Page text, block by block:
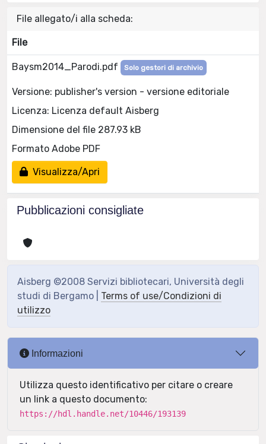
File allegato/i alla scheda:
File
Baysm2014_Parodi.pdf Solo gestori di archivio
Versione: publisher's version - versione editoriale
Licenza: Licenza default Aisberg
Dimensione del file 287.93 kB
Formato Adobe PDF
Visualizza/Apri
Pubblicazioni consigliate
Aisberg ©2008 Servizi bibliotecari, Università degli
studi di Bergamo | Terms of use/Condizioni di
utilizzo
Informazioni
Utilizza questo identificativo per citare o creare
un link a questo documento:
https://hdl.handle.net/10446/193139